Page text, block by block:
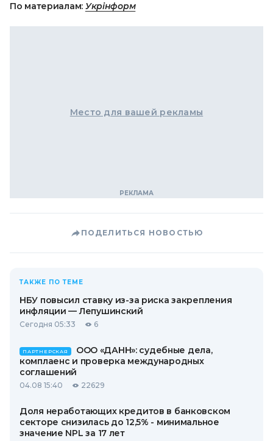
По материалам: Укрінформ
Место для вашей рекламы
ПОДЕЛИТЬСЯ НОВОСТЬЮ
ТАКЖЕ ПО ТЕМЕ
НБУ повысил ставку из-за риска закрепления
инфляции — Лепушинский
Сегодня 05:33 6
ПАРТНЕРСКАЯ
ООО «ДАНН»: судебные дела,
комплаенс и проверка международных
соглашений
04.08 15:40 22629
Доля неработающих кредитов в банковском
секторе снизилась до 12,5% - минимальное
значение NPL за 17 лет